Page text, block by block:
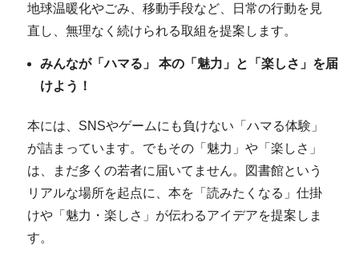
地球温暖化やごみ、移動手段など、日常の行動を見
直し、無理なく続けられる取組を提案します。
みんなが「ハマる」 本の「魅力」と「楽しさ」を届
けよう！
本には、SNSやゲームにも負けない「ハマる体験」
が詰まっています。でもその「魅力」や「楽しさ」
は、まだ多くの若者に届いてません。図書館という
リアルな場所を起点に、本を「読みたくなる」仕掛
けや「魅力・楽しさ」が伝わるアイデアを提案しま
す。